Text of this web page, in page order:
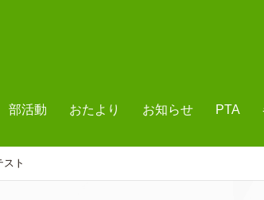
部活動 おたより お知らせ PTA
スト